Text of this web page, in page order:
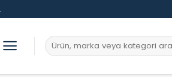
Ara: